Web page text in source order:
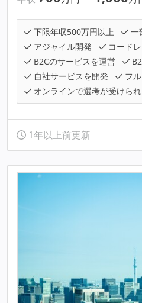
下限年収500万円以上
一
アジャイル開発
コード
B2Cのサービスを運営
自社サービスを開発
フ
オンラインで選考が受けら
1年以上前更新